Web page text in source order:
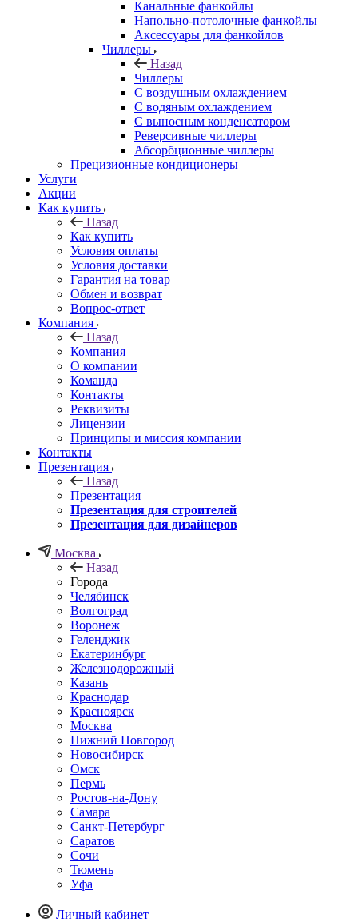
Канальные фанкойлы
Напольно-потолочные фанкойлы
Аксессуары для фанкойлов
Чиллеры
Назад
Чиллеры
С воздушным охлаждением
С водяным охлаждением
С выносным конденсатором
Реверсивные чиллеры
Абсорбционные чиллеры
Прецизионные кондиционеры
Услуги
Акции
Как купить
Назад
Как купить
Условия оплаты
Условия доставки
Гарантия на товар
Обмен и возврат
Вопрос-ответ
Компания
Назад
Компания
О компании
Команда
Контакты
Реквизиты
Лицензии
Принципы и миссия компании
Контакты
Презентация
Назад
Презентация
Презентация для строителей
Презентация для дизайнеров
Москва
Назад
Города
Челябинск
Волгоград
Воронеж
Геленджик
Екатеринбург
Железнодорожный
Казань
Краснодар
Красноярск
Москва
Нижний Новгород
Новосибирск
Омск
Пермь
Ростов-на-Дону
Самара
Санкт-Петербург
Саратов
Сочи
Тюмень
Уфа
Личный кабинет